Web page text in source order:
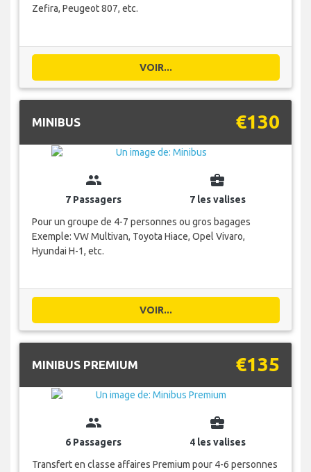
Zefira, Peugeot 807, etc.
VOIR...
MINIBUS €130
group
7 Passagers
business_center
7 les valises
Pour un groupe de 4-7 personnes ou gros bagages
Exemple: VW Multivan, Toyota Hiace, Opel Vivaro,
Hyundai H-1, etc.
VOIR...
MINIBUS PREMIUM €135
group
6 Passagers
business_center
4 les valises
Transfert en classe affaires Premium pour 4-6 personnes